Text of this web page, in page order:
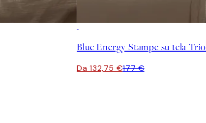
Blue Energy Stampe su tela Trio
Da 132,75 €177 €